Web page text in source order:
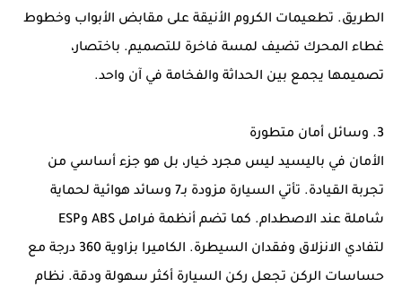
الطريق. تطعيمات الكروم الأنيقة على مقابض الأبواب وخطوط
غطاء المحرك تضيف لمسة فاخرة للتصميم. باختصار،
تصميمها يجمع بين الحداثة والفخامة في آن واحد.
3. وسائل أمان متطورة
الأمان في باليسيد ليس مجرد خيار، بل هو جزء أساسي من
تجربة القيادة. تأتي السيارة مزودة بـ7 وسائد هوائية لحماية
شاملة عند الاصطدام. كما تضم أنظمة فرامل ABS وESP
لتفادي الانزلاق وفقدان السيطرة. الكاميرا بزاوية 360 درجة مع
حساسات الركن تجعل ركن السيارة أكثر سهولة ودقة. نظام